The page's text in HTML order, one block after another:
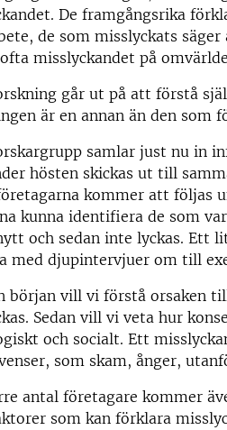
De framgångsrika
de som misslyckats
misslyckandet på
går ut på att förstå
är en annan än den som
samlar just nu in
hösten skickas ut till
kommer att följas
kunna identifiera de som
och sedan inte lyckas. Ett
med djupintervjuer om till
början vill vi förstå orsaken
Sedan vill vi veta hur
och socialt. Ett
som skam, ånger,
antal företagare kommer
som kan förklara